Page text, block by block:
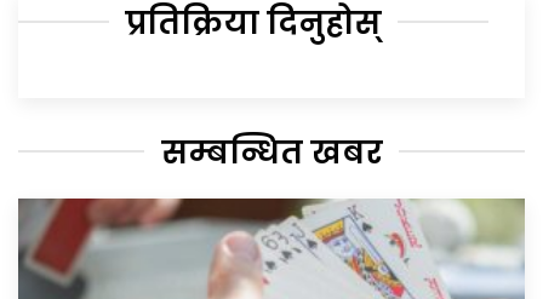
प्रतिक्रिया दिनुहोस्
सम्बन्धित खबर